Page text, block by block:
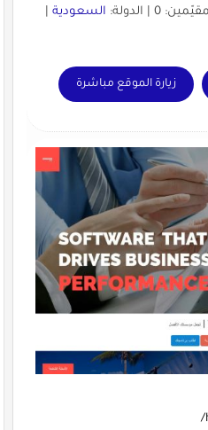
السعودية|
زيارة الموقع مباشرة